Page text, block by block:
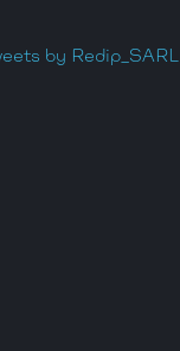
by Redip_SARL